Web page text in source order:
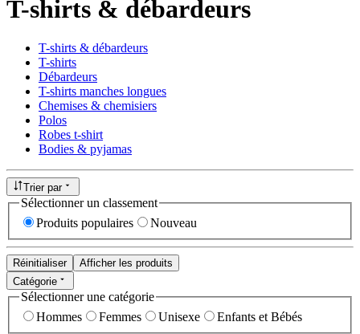
T-shirts & débardeurs
T-shirts & débardeurs
T-shirts
Débardeurs
T-shirts manches longues
Chemises & chemisiers
Polos
Robes t-shirt
Bodies & pyjamas
Trier par
Sélectionner un classement
Produits populaires
Nouveau
Réinitialiser
Afficher les produits
Catégorie
Sélectionner une catégorie
Hommes
Femmes Unisexe Enfants et Bébés